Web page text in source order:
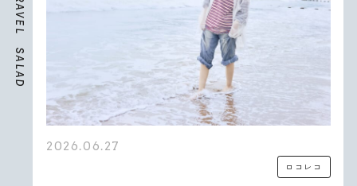
A
V
E
L
S
A
L
A
D
2026.06.27
ロコレコ